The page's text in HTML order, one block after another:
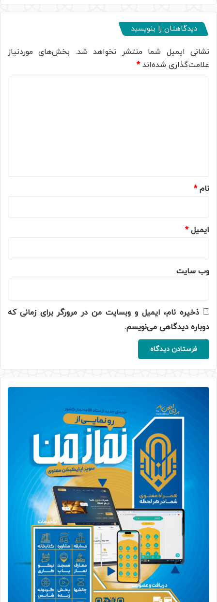
دیدگاهتان را بنویسید
نشانی ایمیل شما منتشر نخواهد شد. بخش‌های موردنیاز
علامت‌گذاری شده‌اند*
نام*
ایمیل*
وب‌ سایت
ذخیره نام، ایمیل و وبسایت من در مرورگر برای زمانی که
دوباره دیدگاهی می‌نویسم.